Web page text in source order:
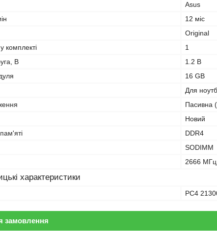
Asus
12 міс
Original
комплекті
1
В
1.2 В
16 GB
Для
Пасивна
Новий
DDR4
SODIMM
2666 МГц
характеристики
PC4
замовлення